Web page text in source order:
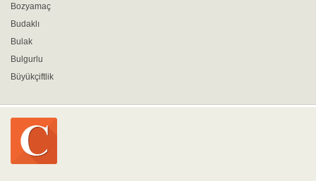
Bozyamaç
Budaklı
Bulak
Bulgurlu
Büyükçiftlik